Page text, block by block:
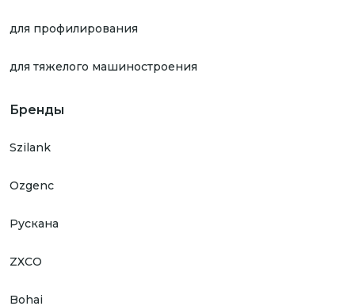
для профилирования
для тяжелого машиностроения
Бренды
Szilank
Ozgenc
Рускана
ZXCO
Bohai